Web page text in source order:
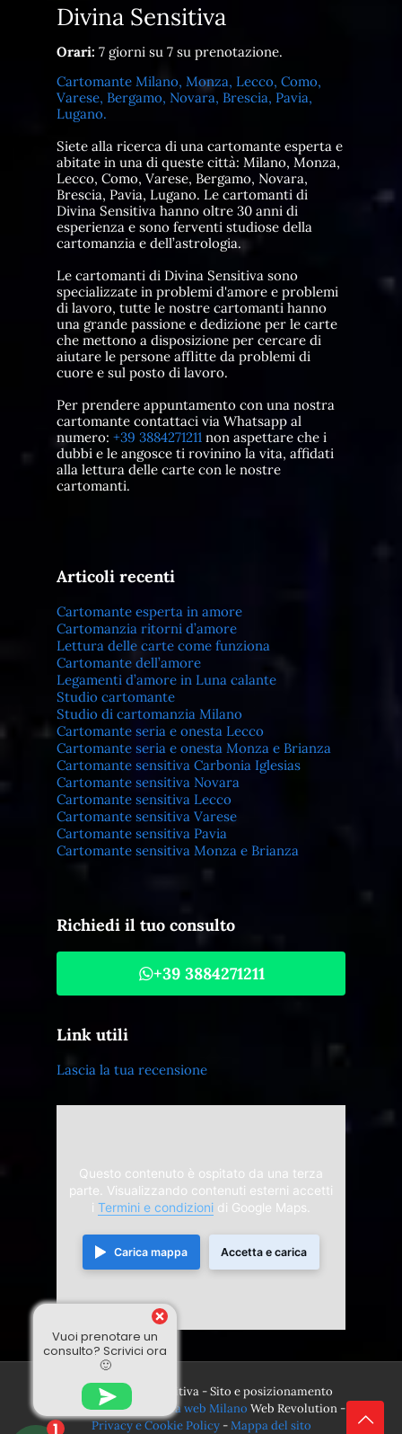
Divina Sensitiva
Orari: 7 giorni su 7 su prenotazione.
Cartomante Milano, Monza, Lecco, Como,
Varese, Bergamo, Novara, Brescia, Pavia,
Lugano.
Siete alla ricerca di una cartomante esperta e
abitate in una di queste città: Milano, Monza,
Lecco, Como, Varese, Bergamo, Novara,
Brescia, Pavia, Lugano. Le cartomanti di
Divina Sensitiva hanno oltre 30 anni di
esperienza e sono ferventi studiose della
cartomanzia e dell’astrologia.
Le cartomanti di Divina Sensitiva sono
specializzate in problemi d'amore e problemi
di lavoro, tutte le nostre cartomanti hanno
una grande passione e dedizione per le carte
che mettono a disposizione per cercare di
aiutare le persone afflitte da problemi di
cuore e sul posto di lavoro.
Per prendere appuntamento con una nostra
cartomante contattaci via Whatsapp al
numero: +39 3884271211non aspettare che i
dubbi e le angosce ti rovinino la vita, affidati
alla lettura delle carte con le nostre
cartomanti.
Articoli recenti
Cartomante esperta in amore
Cartomanzia ritorni d’amore
Lettura delle carte come funziona
Cartomante dell’amore
Legamenti d’amore in Luna calante
Studio cartomante
Studio di cartomanzia Milano
Cartomante seria e onesta Lecco
Cartomante seria e onesta Monza e Brianza
Cartomante sensitiva Carbonia Iglesias
Cartomante sensitiva Novara
Cartomante sensitiva Lecco
Cartomante sensitiva Varese
Cartomante sensitiva Pavia
Cartomante sensitiva Monza e Brianza
Richiedi il tuo consulto
+39 3884271211
Link utili
Lascia la tua recensione
Questo contenuto è ospitato da una terza
parte. Visualizzando contenuti esterni accetti
i Termini e condizioni di Google Maps.
Carica mappa Accetta e carica
© 2024 Divina Sensitiva - Sito e posizionamento
realizzato dall'
Agenzia web Milano Web Revolution -
Privacy e Cookie Policy-Mappa del sito
Vuoi prenotare un
consulto? Scrivici ora
🙂
1